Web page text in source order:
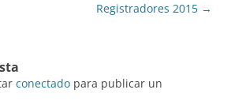
Registradores 2015 →
conectado para publicar un